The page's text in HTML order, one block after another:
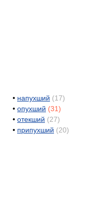
• напухший (17)
• опухший (31)
• отекший (27)
• припухший (20)